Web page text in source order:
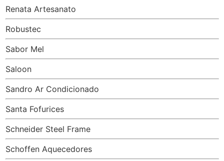
Renata Artesanato
Robustec
Sabor Mel
Saloon
Sandro Ar Condicionado
Santa Fofurices
Schneider Steel Frame
Schoffen Aquecedores